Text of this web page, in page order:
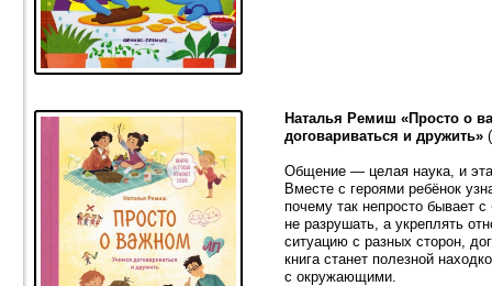
Наталья Ремиш «Просто о
договариваться и дружить»
Общение — целая наука, и
Вместе с героями ребёнок
почему так непросто бывает
не разрушать, а укреплять
ситуацию с разных сторон,
книга станет полезной
с окружающими.